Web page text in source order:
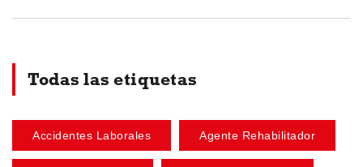
Todas las etiquetas
Accidentes Laborales Agente Rehabilitador